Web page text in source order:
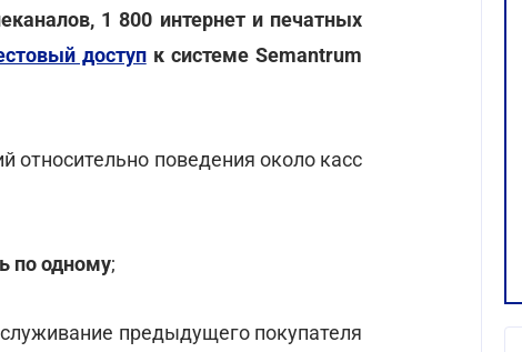
1 800 интернет и печатных
доступк системе Semantrum
относительно поведения около касс
по одному;
предыдущего покупателя